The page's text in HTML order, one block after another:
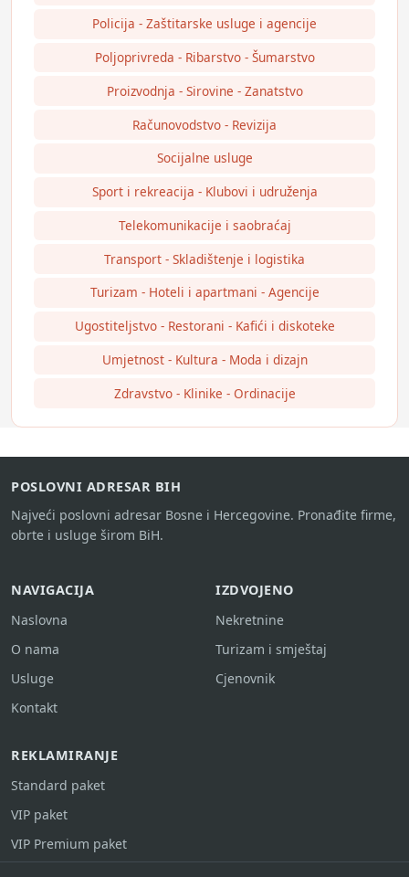
Policija - Zaštitarske usluge i agencije
Poljoprivreda - Ribarstvo - Šumarstvo
Proizvodnja - Sirovine - Zanatstvo
Računovodstvo - Revizija
Socijalne usluge
Sport i rekreacija - Klubovi i udruženja
Telekomunikacije i saobraćaj
Transport - Skladištenje i logistika
Turizam - Hoteli i apartmani - Agencije
Ugostiteljstvo - Restorani - Kafići i diskoteke
Umjetnost - Kultura - Moda i dizajn
Zdravstvo - Klinike - Ordinacije
POSLOVNI ADRESAR BIH
Najveći poslovni adresar Bosne i Hercegovine. Pronađite firme,
obrte i usluge širom BiH.
NAVIGACIJA
Naslovna
O nama
Usluge
Kontakt
IZDVOJENO
Nekretnine
Turizam i smještaj
Cjenovnik
REKLAMIRANJE
Standard paket
VIP paket
VIP Premium paket